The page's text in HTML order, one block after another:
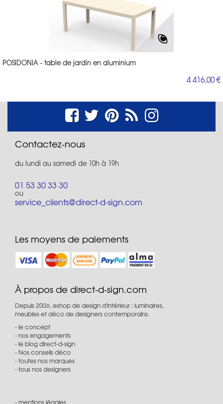
POSIDONIA - table de jardin en aluminium
4 416,00 €
Contactez-nous
du lundi au samedi de 10h à 19h
01 53 30 33 30
ou
service_clients@direct-d-sign.com
Les moyens de paiements
À propos de direct-d-sign.com
Depuis 2006, eshop de design d'intérieur : luminaires,
meubles et déco de designers contemporains.
le concept
nos engagements
le blog direct-d-sign
Nos conseils déco
toutes nos marques
tous nos designers
mentions légales